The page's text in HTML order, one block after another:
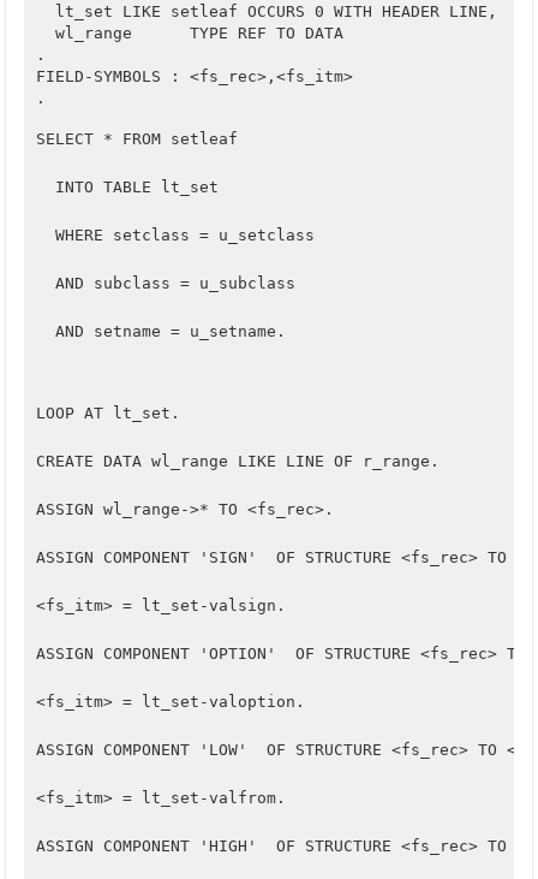
  lt_set LIKE setleaf OCCURS 0 WITH HEADER LINE,
  wl_range      TYPE REF TO DATA
.
FIELD-SYMBOLS : <fs_rec>,<fs_itm>
AND setname = u_setname.
CREATE DATA wl_range LIKE LINE OF r_range.
ASSIGN wl_range->* TO <fs_rec>.
ASSIGN COMPONENT 'SIGN'  OF STRUCTURE <fs_rec> TO
<fs_itm> = lt_set-valsign.
ASSIGN COMPONENT 'OPTION'  OF STRUCTURE <fs_rec>
<fs_itm> = lt_set-valoption.
ASSIGN COMPONENT 'LOW'  OF STRUCTURE <fs_rec> TO
<fs_itm> = lt_set-valfrom.
ASSIGN COMPONENT 'HIGH'  OF STRUCTURE <fs_rec> TO